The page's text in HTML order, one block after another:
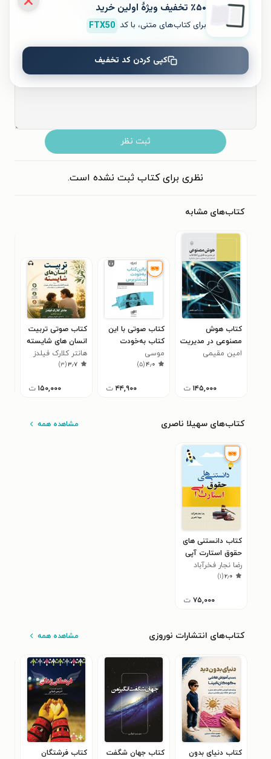
۵
ثبت نظر
نظری برای کتاب ثبت نشده است.
کتاب‌های مشابه
کتاب هوش
مصنوعی در مدیریت
فناوری اطلاعات
امین مقیمی
۱۴۵,۰۰۰ ت
کتاب صوتی با این
کتاب به‌خودت
بیشتر ‌برس
موسی
زمان‌زاده‌دربان
۴٫۰(۵)
۴۴,۹۰۰ ت
کتاب صوتی تربیت
انسان‌ های شایسته
هانتر کلارک فیلدز
۳٫۷(۳)
۱۵۰,۰۰۰ ت
کتاب‌های سهیلا ناصری مشاهده همه
کتاب دانستنی های
حقوق استارت آپی
رضا نجار فخرآباد
۲٫۰(۱)
۷۵,۰۰۰ ت
کتاب‌های انتشارات نوروزی مشاهده همه
کتاب دنیای بدون
کتاب جهان شگفت
کتاب فرشتگان
٪۵۰ تخفیف ویژۀ اولین خرید
برای کتاب‌های متنی، با کد FTX50
کپی کردن کد تخفیف